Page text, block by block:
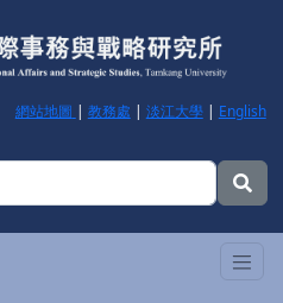
網站地圖 | 教務處 | 淡江大學| English